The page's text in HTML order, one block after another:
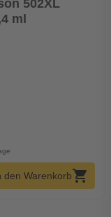
502XL
ml
Menge
den Warenkorbshopping_cart